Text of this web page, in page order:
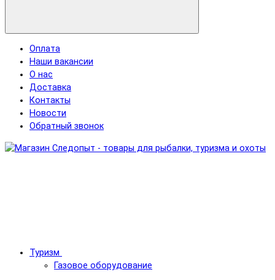
Оплата
Наши вакансии
О нас
Доставка
Контакты
Новости
Обратный звонок
Туризм
Газовое оборудование